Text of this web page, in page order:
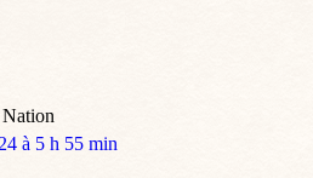
à 5 h 55 min